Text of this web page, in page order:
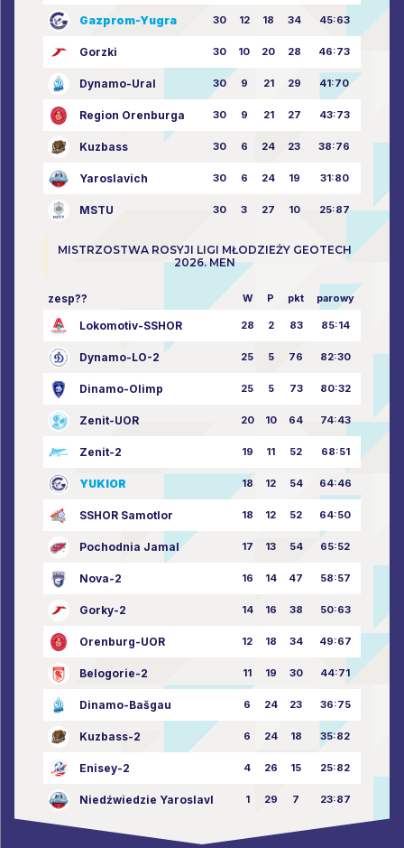
Gazprom-Yugra 30 12 18 34 45:63
Gorzki 30 10 20 28 46:73
Dynamo-Ural 30 9 21 29 41:70
Region Orenburga 30 9 21 27 43:73
Kuzbass 30 6 24 23 38:76
Yaroslavich 30 6 24 19 31:80
MSTU 30 3 27 10 25:87
MISTRZOSTWA ROSYJI LIGI MŁODZIEŻY GEOTECH
2026. MEN
zesp?? W P pkt parowy
Lokomotiv-SSHOR 28 2 83 85:14
Dynamo-LO-2 25 5 76 82:30
Dinamo-Olimp 25 5 73 80:32
Zenit-UOR 20 10 64 74:43
Zenit-2 19 11 52 68:51
YUKIOR 18 12 54 64:46
SSHOR Samotlor 18 12 52 64:50
Pochodnia Jamal 17 13 54 65:52
Nova-2 16 14 47 58:57
Gorky-2 14 16 38 50:63
Orenburg-UOR 12 18 34 49:67
Belogorie-2 11 19 30 44:71
Dinamo-Bašgau 6 24 23 36:75
Kuzbass-2 6 24 18 35:82
Enisey-2 4 26 15 25:82
Niedźwiedzie Yaroslavl 1 29 7 23:87